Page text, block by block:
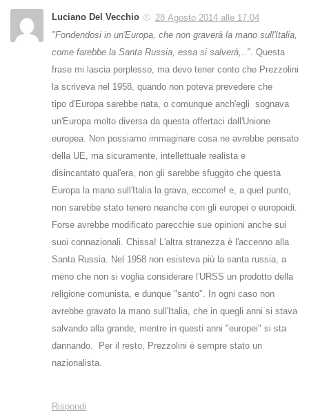
Luciano Del Vecchio
28 Agosto 2014 alle 17:04
"Fondendosi in un'Europa, che non graverà la mano sull'Italia,
come farebbe la Santa Russia, essa si salverà,..". Questa
frase mi lascia perplesso, ma devo tener conto che Prezzolini
la scriveva nel 1958, quando non poteva prevedere che
tipo d'Europa sarebbe nata, o comunque anch'egli sognava
un'Europa molto diversa da questa offertaci dall'Unione
europea. Non possiamo immaginare cosa ne avrebbe pensato
della UE, ma sicuramente, intellettuale realista e
disincantato qual'era, non gli sarebbe sfuggito che questa
Europa la mano sull'Italia la grava, eccome! e, a quel punto,
non sarebbe stato tenero neanche con gli europei o europoidi.
Forse avrebbe modificato parecchie sue opinioni anche sui
suoi connazionali. Chissa! L'altra stranezza è l'accenno alla
Santa Russia. Nel 1958 non esisteva più la santa russia, a
meno che non si voglia considerare l'URSS un prodotto della
religione comunista, e dunque "santo". In ogni caso non
avrebbe gravato la mano sull'Italia, che in quegli anni si stava
salvando alla grande, mentre in questi anni "europei" si sta
dannando. Per il resto, Prezzolini è sempre stato un
nazionalista.
Rispondi